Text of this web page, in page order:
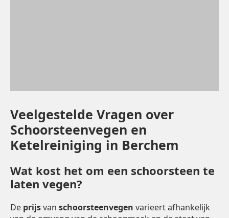
Veelgestelde Vragen over
Schoorsteenvegen en
Ketelreiniging in Berchem
Wat kost het om een schoorsteen te
laten vegen?
De prijsvan schoorsteenvegen varieert afhankelijk